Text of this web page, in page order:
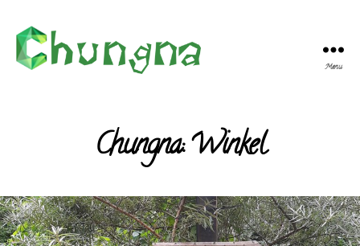
Menu
Chungna: Winkel